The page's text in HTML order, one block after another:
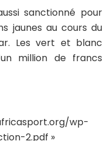
sanctionné pour
jaunes au cours du
Les vert et blanc
million de francs
wp-
2.pdf »